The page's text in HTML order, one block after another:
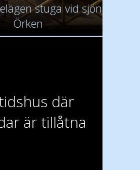
stuga vid sjön
Örken
där
är tillåtna